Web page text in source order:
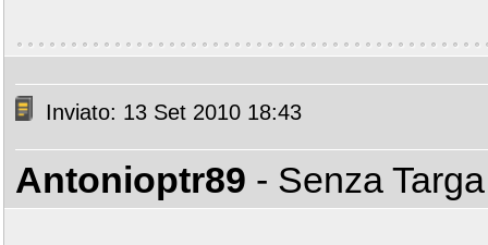
Inviato: 13 Set 2010 18:43
Antonioptr89 - Senza